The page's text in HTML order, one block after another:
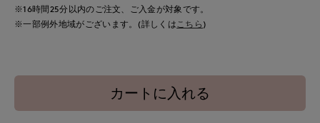
※16時間25分以内のご注文、ご入金が対象です。
※一部例外地域がございます。(詳しくはこちら )
カートに入れる